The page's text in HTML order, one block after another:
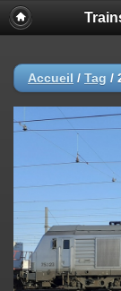
Accueil / Tag /